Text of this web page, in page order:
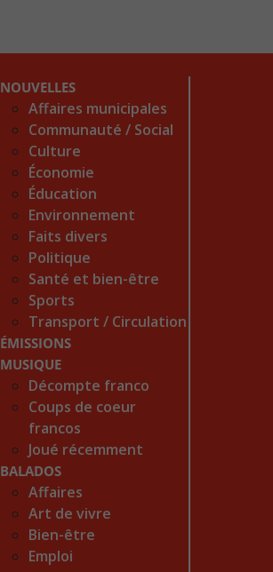
NOUVELLES
Affaires municipales
Communauté / Social
Culture
Économie
Éducation
Environnement
Faits divers
Politique
Santé et bien-être
Sports
Transport / Circulation
ÉMISSIONS
MUSIQUE
Décompte franco
Coups de coeur
francos
Joué récemment
BALADOS
Affaires
Art de vivre
Bien-être
Emploi